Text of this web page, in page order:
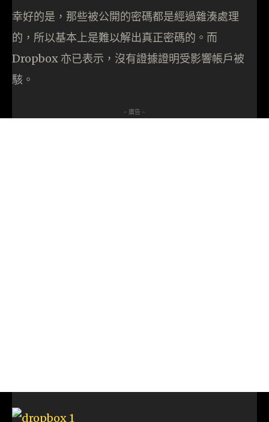
幸好的是，那些被公開的密碼都是經過雜湊處理
的，所以基本上是難以解出真正密碼的。而
Dropbox 亦已表示，沒有證據證明受影響帳戶被
駭。
- 廣告 -